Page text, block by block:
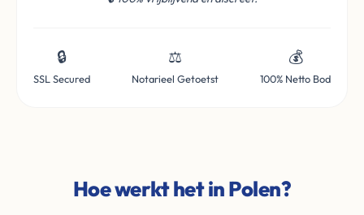
🔒
SSL Secured
⚖️
Notarieel Getoetst
💰
100% Netto Bod
Hoe werkt het in Polen?